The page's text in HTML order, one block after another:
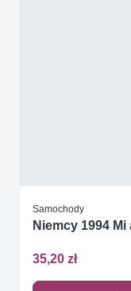
Samochody
Niemcy 1994
35,20 zł